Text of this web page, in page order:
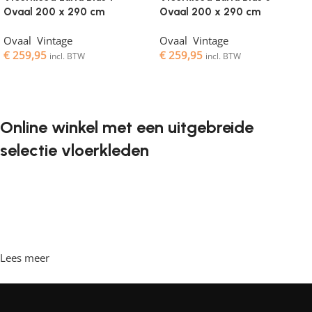
Ovaal 200 x 290 cm
Ovaal Vintage
€ 259,95 incl. BTW
Ovaal 200 x 290 cm
Ovaal Vintage
€ 259,95 incl. BTW
Online winkel met een uitgebreide
selectie vloerkleden
bestellen in een online winkel, waar ze in hun vrije tijd
achter de computer kunnen zitten, de vloerkleden kunnen
bekijken en rustig kunnen kiezen wat ze leuk vinden. Onze
Lees meer